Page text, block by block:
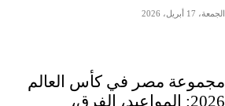
الجمعة، 17 أبريل، 2026
مجموعة مصر في كأس العالم
2026: المواعيد، الفرق،